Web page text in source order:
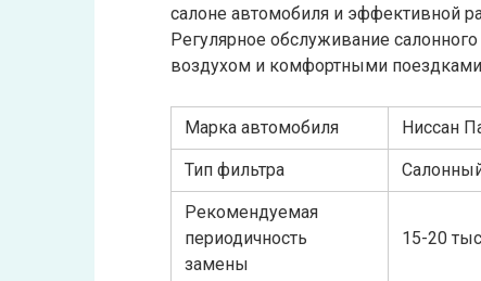
салоне автомобиля и эффективной
Регулярное обслуживание
воздухом и комфортными
Марка автомобиля Ниссан
Тип фильтра
Рекомендуемая
периодичность
замены
15-20